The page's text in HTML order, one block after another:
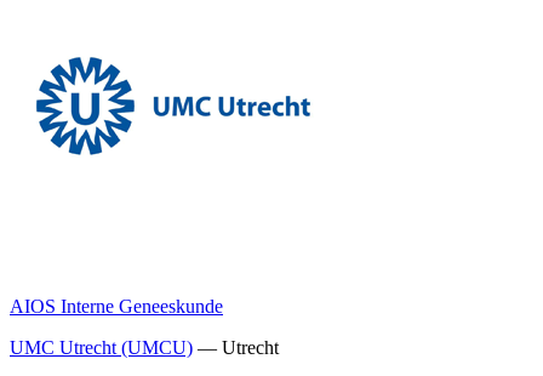
AIOS Interne Geneeskunde
UMC Utrecht (UMCU) — Utrecht